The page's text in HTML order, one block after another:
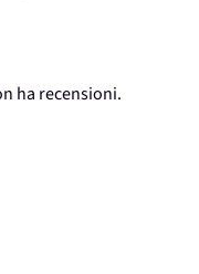
ha recensioni.